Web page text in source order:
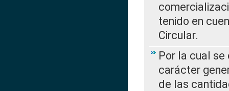
tenido en
Circular.
Por la cual
carácter
de las